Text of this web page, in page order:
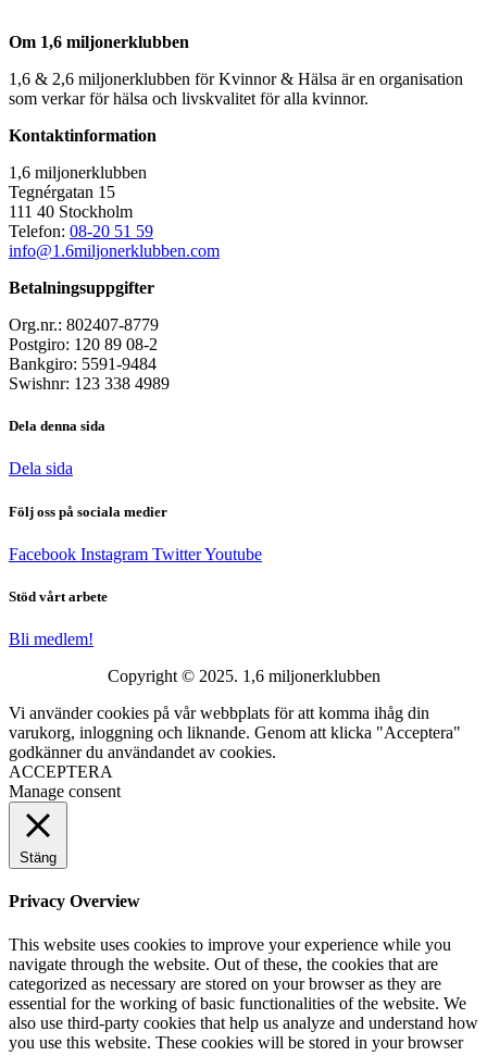
Om 1,6 miljonerklubben
1,6 & 2,6 miljonerklubben för Kvinnor & Hälsa är en organisation
som verkar för hälsa och livskvalitet för alla kvinnor.
Kontaktinformation
1,6 miljonerklubben
Tegnérgatan 15
111 40 Stockholm
Telefon: 08-20 51 59
info@1.6miljonerklubben.com
Betalningsuppgifter
Org.nr.: 802407-8779
Postgiro: 120 89 08-2
Bankgiro: 5591-9484
Swishnr: 123 338 4989
Dela denna sida
Dela sida
Följ oss på sociala medier
Facebook Instagram TwitterYoutube
Stöd vårt arbete
Bli medlem!
Copyright © 2025. 1,6 miljonerklubben
Vi använder cookies på vår webbplats för att komma ihåg din
varukorg, inloggning och liknande. Genom att klicka "Acceptera"
godkänner du användandet av cookies.
ACCEPTERA
Manage consent
Stäng
Privacy Overview
This website uses cookies to improve your experience while you
navigate through the website. Out of these, the cookies that are
categorized as necessary are stored on your browser as they are
essential for the working of basic functionalities of the website. We
also use third-party cookies that help us analyze and understand how
you use this website. These cookies will be stored in your browser